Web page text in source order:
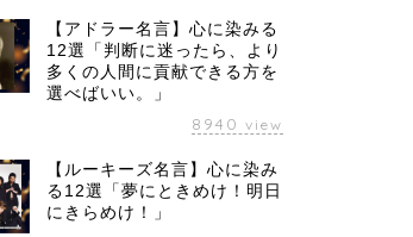
【アドラー名言】心に染みる
12選「判断に迷ったら、より
多くの人間に貢献できる方を
選べばいい。」
8940 view
【ルーキーズ名言】心に染み
る12選「夢にときめけ！明日
にきらめけ！」